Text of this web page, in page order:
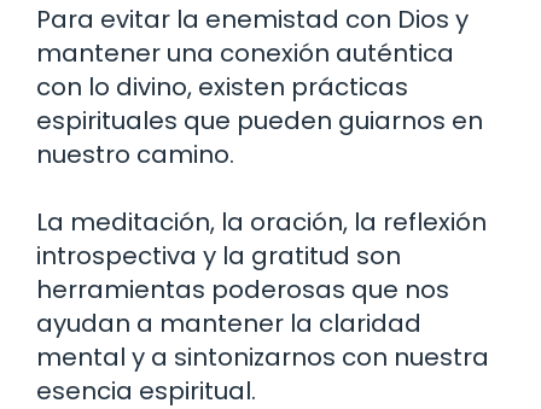
Para evitar la enemistad con Dios y
mantener una conexión auténtica
con lo divino, existen prácticas
espirituales que pueden guiarnos en
nuestro camino.
La meditación, la oración, la reflexión
introspectiva y la gratitud son
herramientas poderosas que nos
ayudan a mantener la claridad
mental y a sintonizarnos con nuestra
esencia espiritual.